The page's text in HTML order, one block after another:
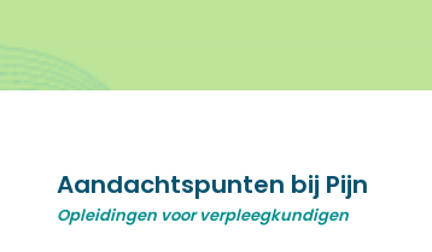
Aandachtspunten bij Pijn
Opleidingen voor verpleegkundigen